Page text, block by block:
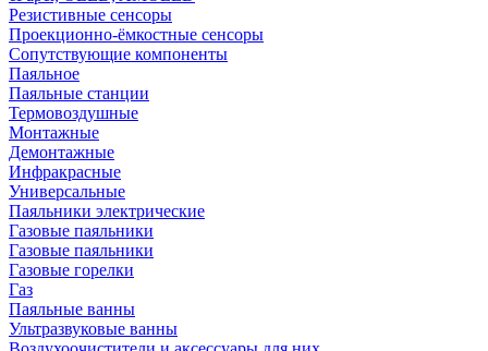
Резистивные сенсоры
Проекционно-ёмкостные сенсоры
Сопутствующие компоненты
Паяльное
Паяльные станции
Термовоздушные
Монтажные
Демонтажные
Инфракрасные
Универсальные
Паяльники электрические
Газовые паяльники
Газовые паяльники
Газовые горелки
Газ
Паяльные ванны
Ультразвуковые ванны